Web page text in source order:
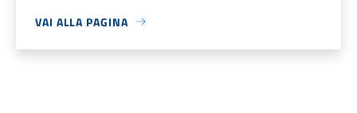
VAI ALLA PAGINA